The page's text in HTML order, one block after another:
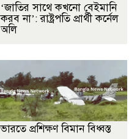
‘জাতির সাথে কখনো বেইমানি
করব না’: রাষ্ট্রপতি প্রার্থী কর্নেল
অলি
ভারতে প্রশিক্ষণ বিমান বিধ্বস্ত